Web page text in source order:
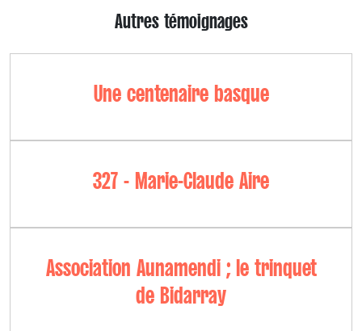
Autres témoignages
Une centenaire basque
327 - Marie-Claude Aire
Association Aunamendi ; le trinquet
de Bidarray